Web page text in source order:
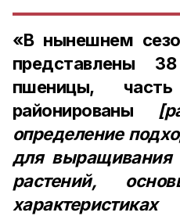
«В нынешнем
представлены
пшеницы,
районированы
определение
для выращивания
растений,